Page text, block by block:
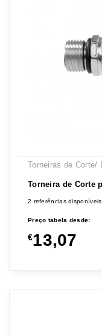
Torneiras de Corte/
Torneira de Corte
2 referências disponíveis
Preço tabela desde:
€13,07